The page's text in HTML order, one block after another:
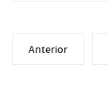
Anterior